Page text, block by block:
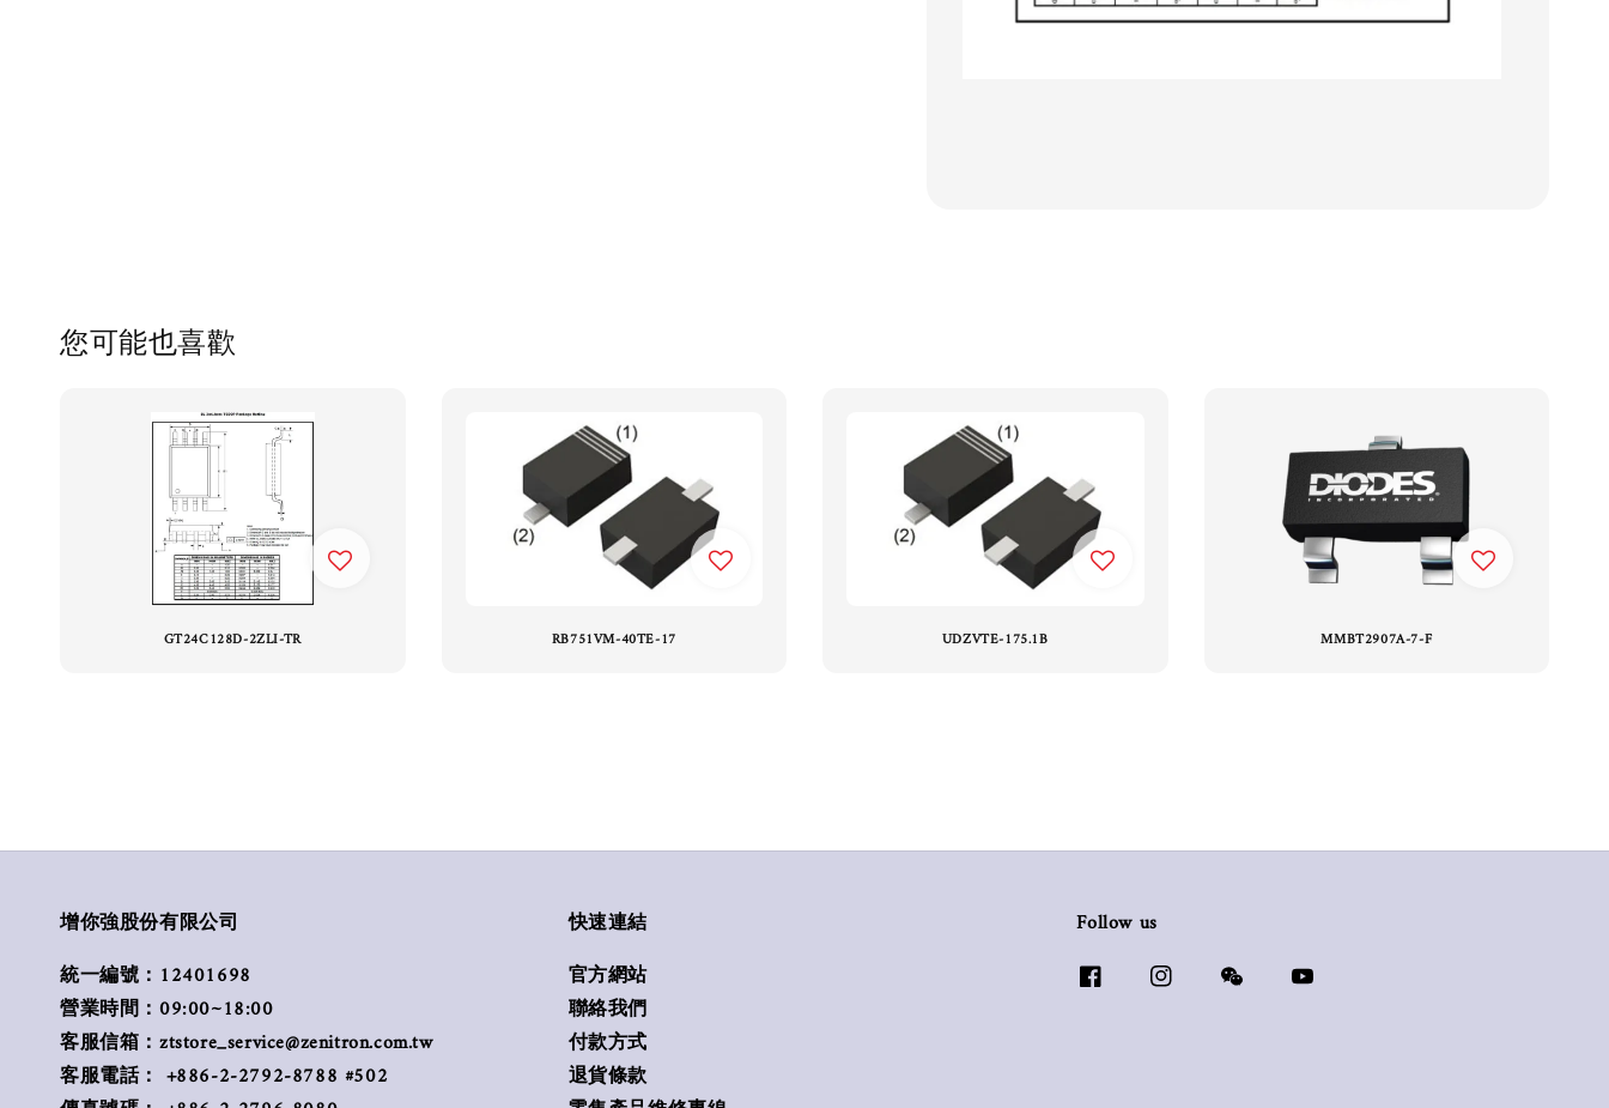
您可能也喜歡
GT24C128D-2ZLI-TR RB751VM-40TE-17 UDZVTE-175.1B MMBT2907A-7-F
增你強股份有限公司
統一編號：12401698
營業時間：09:00~18:00
客服信箱：ztstore_service@zenitron.com.tw
客服電話： +886-2-2792-8788 #502
快速連結
官方網站
聯絡我們
付款方式
退貨條款
Follow us